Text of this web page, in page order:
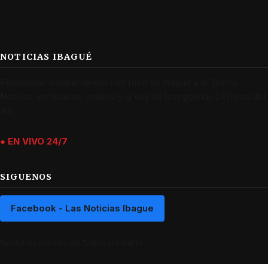
NOTICIAS IBAGUÉ
● EN VIVO 24/7
SIGUENOS
Facebook - Las Noticias Ibague